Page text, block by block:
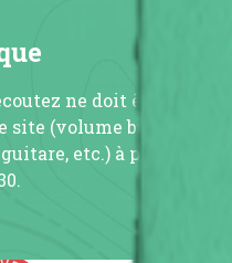
ne doit être
(volume bas).
etc.) à partir